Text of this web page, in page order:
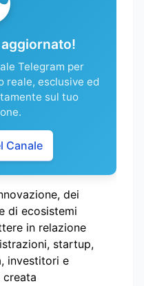
Telegram per
reale, esclusive ed
sul tuo
Canale
dei
di ecosistemi
in relazione
startup,
investitori e
creata